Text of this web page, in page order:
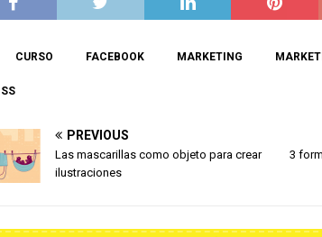
CURSO FACEBOOK MARKETING
PREVIOUS
Las mascarillas como objeto para crear
ilustraciones
3